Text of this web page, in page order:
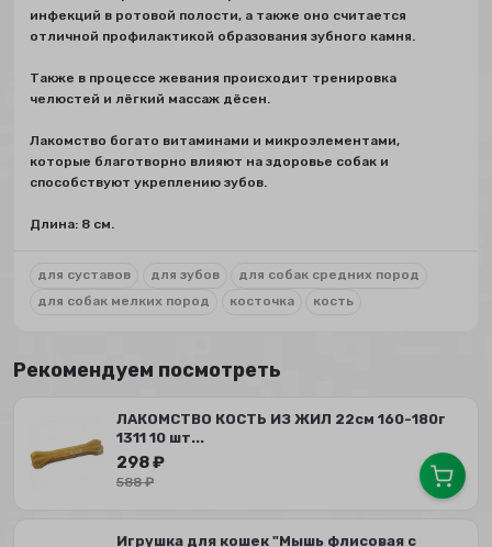
инфекций в ротовой полости, а также оно считается
отличной профилактикой образования зубного камня.
Также в процессе жевания происходит тренировка
челюстей и лёгкий массаж дёсен.
Лакомство богато витаминами и микроэлементами,
которые благотворно влияют на здоровье собак и
способствуют укреплению зубов.
Длина: 8 см.
для суставов для зубов
для собак средних пород
для собак мелких пород
косточка кость
Рекомендуем посмотреть
ЛАКОМСТВО КОСТЬ ИЗ ЖИЛ 22см 160-180г
1311 10 шт...
298₽
588₽
Игрушка для кошек "Мышь флисовая с